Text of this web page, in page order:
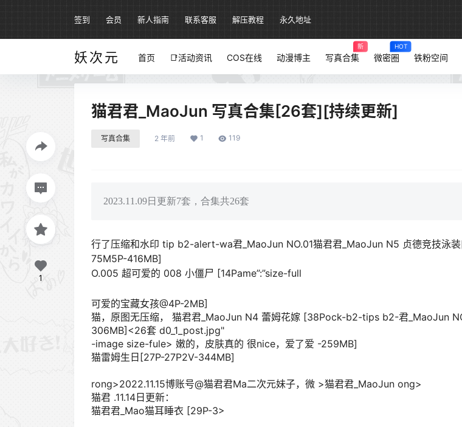
签到 会员 新人指南 联系客服 解压教程 永久地址
妖次元 首页 📑活动资讯 COS在线 动漫博主 写真合集
新
微密圈
HOT
铁粉空间
猫君君_MaoJun 写真合集[26套][持续更新]
写真合集 2 年前 1 119
2023.11.09日更新7套，合集共26套
行了压缩和水印 tip b2-alert-wa君_MaoJun NO.01猫君君_MaoJun N5 贞德竞技泳
75M5P-416MB]
O.005 超可爱的 008 小僵尸 [14Pame”:”size-full
可爱的宝藏女孩@4P-2MB]
猫，原图无压缩， 猫君君_MaoJun N4 蕾姆花嫁 [38Pock-b2-tips b2-君_MaoJun
306MB]<26套 d0_1_post.jpg"
-image size-fule> 嫩的，皮肤真的 很nice，爱了爱 -259MB]
猫雷姆生日[27P-27P2V-344MB]
rong>2022.11.15博账号@猫君君Ma二次元妹子，微 >猫君君_MaoJun ong>
猫君 .11.14日更新：
猫君君_Mao猫耳睡衣 [29P-3>
1